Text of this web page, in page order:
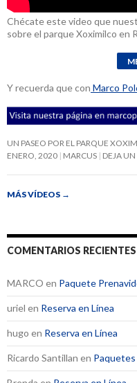
Chécate este video que
sobre el parque Xoximilco en
Y recuerda que con Marco
UN PASEO POR EL PARQUE
ENERO, 2020 MARCUS DEJA
MÁS VÍDEOS →
COMENTARIOS RECIENTES
MARCO en Paquete
uriel en Reserva en Línea
hugo en Reserva en Línea
Ricardo Santillan en